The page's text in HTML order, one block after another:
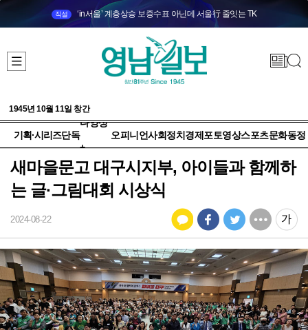
직설 ‘in서울’ 계층상승 보증수표 아닌데 서울行 줄잇는 TK
1945년 10월 11일 창간
기획·시리즈단독
다양성
+
오피니언사회정치 경제 포토영상스포츠문화동정
새마을문고 대구시지부, 아이들과 함께하
는 글·그림대회 시상식
2024-08-22